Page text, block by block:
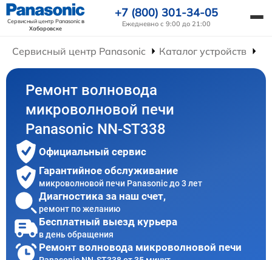
Сервисный центр Panasonicв
Хабаровске
+7 (800) 301-34-05
Ежедневно с 9:00 до 21:00
Сервисный центр Panasonic Каталог устройств
Ремонт волновода
микроволновой печи
Panasonic NN-ST338
Официальный сервис
Гарантийное обслуживание
микроволновой печи Panasonic до 3 лет
Диагностика за наш счет,
ремонт по желанию
Бесплатный выезд курьера
в день обращения
Ремонт волновода микроволновой печи